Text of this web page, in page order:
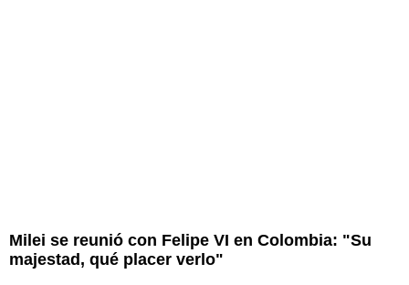
Milei se reunió con Felipe VI en Colombia: "Su
majestad, qué placer verlo"